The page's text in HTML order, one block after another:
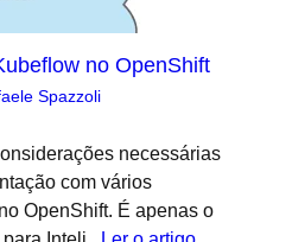
no OpenShift
Spazzoli
necessárias
com vários
OpenShift. É apenas o